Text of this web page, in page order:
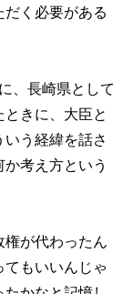
く必要がある
、長崎県として
きに、大臣と
う経緯を話さ
考え方という
権が代わったん
もいいんじゃ